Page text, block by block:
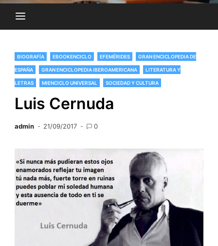
BIOGRAFÍA EBOOKENCICLO EFEMÉRIDES GRAN ENCICLOPEDIA DE
ESPAÑA GRAN ENCICLOPEDIA IBEROAMERICANA LITERATURA Y
LETRAS MIENCICLO UNIVERSAL SOCIEDAD Y CULTURA
Luis Cernuda
admin 21/09/2017 0